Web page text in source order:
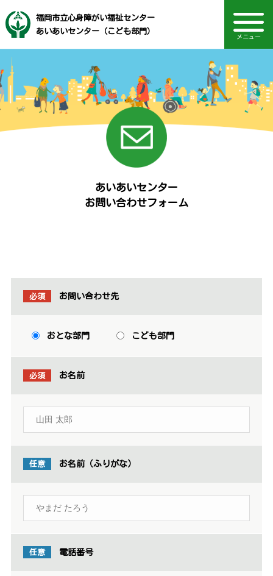
福岡市立心身障がい福祉センター
あいあいセンター（こども部門）
メニュー
TOPページ
主な事業内容
相談部門
療育部門
地域支援・訪問支援
研修・講座案内
ボランティア情報
施設概要
お知らせ
採用情報
福岡市社会福祉事業団
音声読み上げ・文字・見やすさ調整
Language
電話：092-721-1611
あいあいセンター
お問い合わせフォーム
必須 お問い合わせ先
おとな部門 こども部門
必須 お名前
任意 お名前（ふりがな）
任意 電話番号